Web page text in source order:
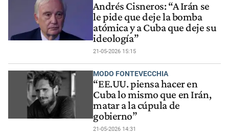
Andrés Cisneros: “A Irán se
le pide que deje la bomba
atómica y a Cuba que deje su
ideología”
21-05-2026 15:15
MODO FONTEVECCHIA
“EE.UU. piensa hacer en
Cuba lo mismo que en Irán,
matar a la cúpula de
gobierno”
21-05-2026 14:31